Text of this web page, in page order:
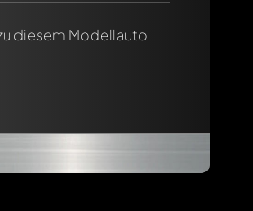
diesem Modellauto